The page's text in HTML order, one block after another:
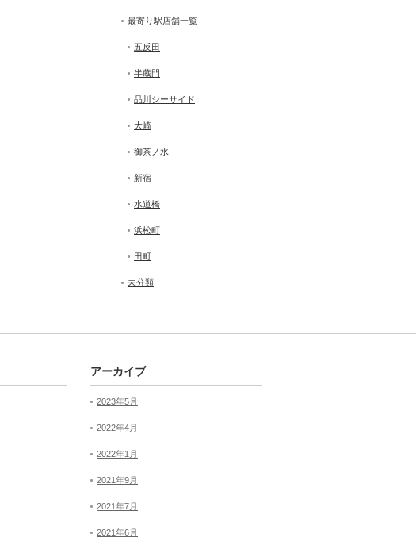
最寄り駅店舗一覧
五反田
半蔵門
品川シーサイド
大崎
御茶ノ水
新宿
水道橋
浜松町
田町
未分類
アーカイブ
2023年5月
2022年4月
2022年1月
2021年9月
2021年7月
2021年6月